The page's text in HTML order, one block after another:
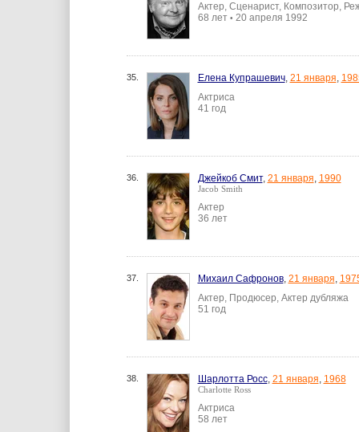
Актер, Сценарист, Композитор,
68 лет • 20 апреля 1992
35. Елена Купрашевич, 21 января,
Актриса
41 год
36. Джейкоб Смит, 21 января, 1990
Jacob Smith
Актер
36 лет
37. Михаил Сафронов, 21 января,
Актер, Продюсер, Актер дубляжа
51 год
38. Шарлотта Росс, 21 января, 1968
Charlotte Ross
Актриса
58 лет